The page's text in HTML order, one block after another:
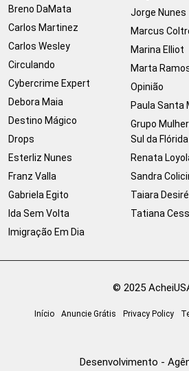
Breno DaMata
Carlos Martinez
Carlos Wesley
Circulando
Cybercrime Expert
Debora Maia
Destino Mágico
Drops
Esterliz Nunes
Franz Valla
Gabriela Egito
Ida Sem Volta
Imigração Em Dia
Jorge Nunes
Marcus
Marina Elliot
Marta
Opinião
Paula Santa
Grupo
Sul da Flórida
Renata
Sandra
Taiara
Tatiana
© 2025
Início Anuncie Grátis Privacy Policy
Desenvolvimento -